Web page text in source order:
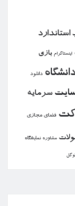
استاندارد
اینستاگرام بازی
دانلود
سرمایه
فضای مجازی
مشاوره نمایشگاه